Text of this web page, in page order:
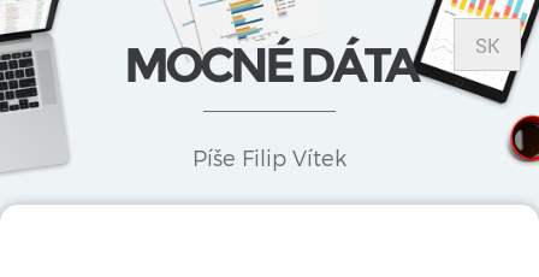
MOCNÉ DÁTA
Píše Filip Vítek
SK